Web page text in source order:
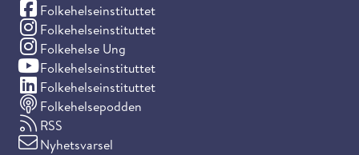
Folkehelseinstituttet
(Facebook)
Folkehelseinstituttet
(Instagram)
Folkehelse Ung
(Instagram)
Folkehelseinstituttet
(YouTube)
Folkehelseinstituttet
(LinkedIn)
Folkehelsepodden
RSS
Nyhetsvarsel